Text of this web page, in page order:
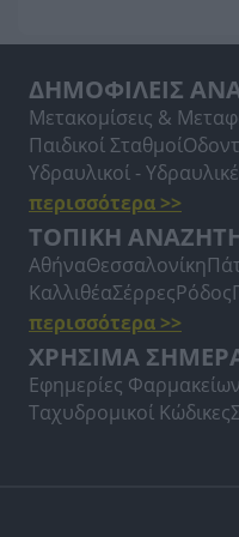
ΔΗΜΟΦΙΛΕΙΣ
Μετακομίσεις &
Παιδικοί Σταθμοί
Υδραυλικοί -
περισσότερα >>
ΤΟΠΙΚΗ
ΑθήναΘεσσαλονίκη
ΚαλλιθέαΣέρρεςΡόδος
περισσότερα >>
ΧΡΗΣΙΜΑ
Εφημερίες Φαρμακείων
Ταχυδρομικοί Κώδικες